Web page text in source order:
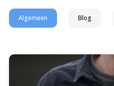
Algemeen Blog